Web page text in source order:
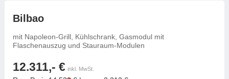
Bilbao
mit Napoleon-Grill, Kühlschrank, Gasmodul mit
Flaschenauszug und Stauraum-Modulen
12.311,- € inkl. MwSt.